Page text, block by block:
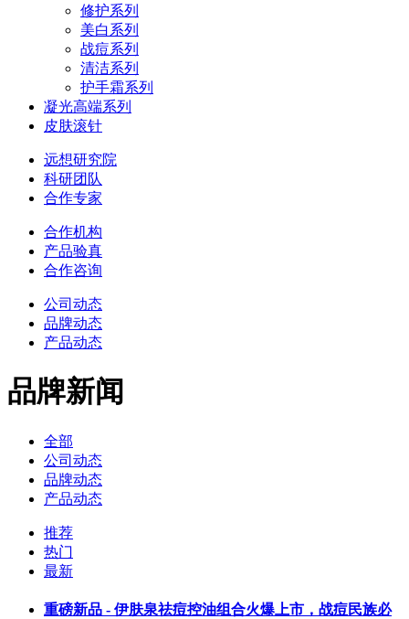
修护系列
美白系列
战痘系列
清洁系列
护手霜系列
凝光高端系列
皮肤滚针
远想研究院
科研团队
合作专家
合作机构
产品验真
合作咨询
公司动态
品牌动态
产品动态
品牌新闻
全部
公司动态
品牌动态
产品动态
推荐
热门
最新
重磅新品 - 伊肤泉祛痘控油组合火爆上市，战痘民族必